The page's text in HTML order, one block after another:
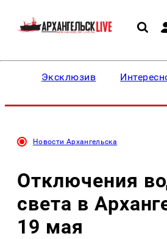
Эксклюзив
Новости Архангельска
Отключения
света в
19 мая